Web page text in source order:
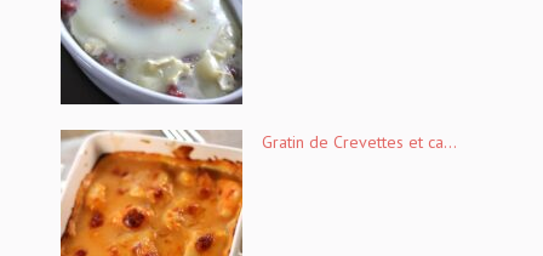
Gratin de Crevettes et ca...